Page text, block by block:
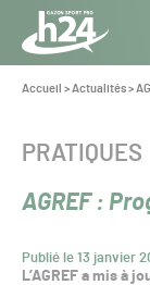
Panneau de gestion
Aller au contenu
Toute
l’info
Pro
Vous
Accueil >Actualités>
AGREF :
Publié le 13 janvier
CATÉGORIE :
PRATIQUES
L’AGREF a mis à